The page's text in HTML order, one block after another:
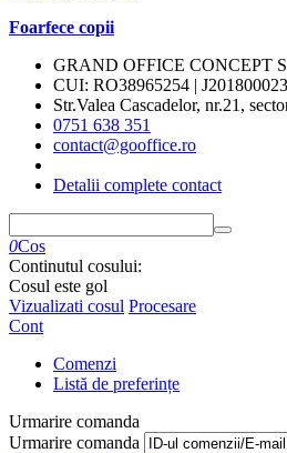
Foarfece copii
GRAND OFFICE CONCEPT
CUI: RO38965254 |
Str.Valea Cascadelor, nr.21,
0751 638 351
contact@gooffice.ro
Detalii complete contact
0Cos
Continutul cosului:
Cosul este gol
Vizualizati cosul Procesare
Cont
Comenzi
Listă de preferințe
Urmarire comanda
Urmarire comanda